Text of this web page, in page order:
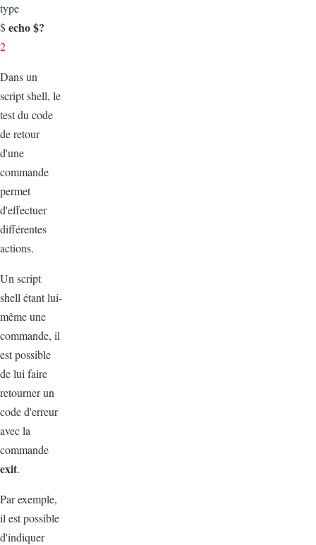
type
$echo $?
2
Dans un
script shell, le
test du code
de retour
d'une
commande
permet
d'effectuer
différentes
actions.
Un script
shell étant lui-
même une
commande, il
est possible
de lui faire
retourner un
code d'erreur
avec la
commande
exit.
Par exemple,
il est possible
d'indiquer